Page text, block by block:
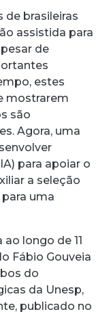
de brasileiras
assistida para
de
estes
mostrarem
são
Agora, uma
para apoiar o
a seleção
uma
longo de 11
Fábio Gouveia
do
da Unesp,
publicado no